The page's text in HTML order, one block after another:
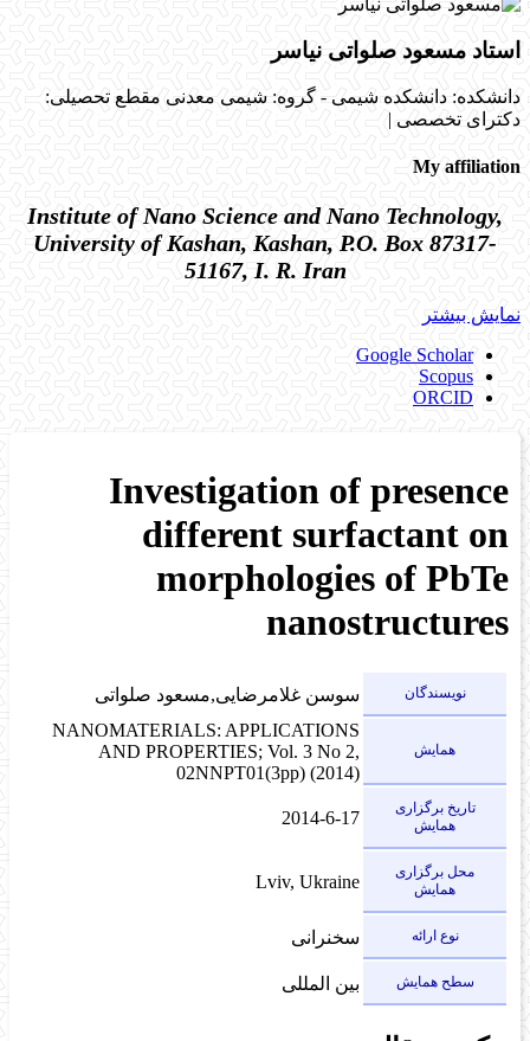
استاد مسعود صلواتی نیاسر
دانشکده: دانشکده شیمی - گروه: شیمی معدنی مقطع تحصیلی:
دکترای تخصصی |
My affiliation
Institute of Nano Science and Nano Technology,
University of Kashan, Kashan, P.O. Box 87317-
51167, I. R. Iran
نمایش بیشتر
Google Scholar
Scopus
ORCID
Investigation of presence
different surfactant on
morphologies of PbTe
nanostructures
نویسندگان سوسن غلامرضایی,مسعود صلواتی
همایش
NANOMATERIALS: APPLICATIONS
AND PROPERTIES; Vol. 3 No 2,
02NNPT01(3pp) (2014)
تاریخ برگزاری
همایش
2014-6-17
محل برگزاری
همایش
Lviv, Ukraine
نوع ارائه سخنرانی
سطح همایش بین المللی